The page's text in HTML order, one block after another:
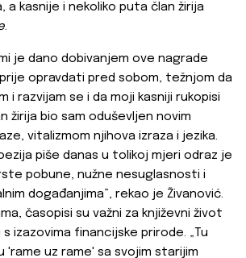
a kasnije i nekoliko puta član žirija
.
je dano dobivanjem ove nagrade
opravdati pred sobom, težnjom da
i razvijam se i da moji kasniji rukopisi
žirija bio sam oduševljen novim
vitalizmom njihova izraza i jezika.
piše danas u tolikoj mjeri odraz je
pobune, nužne nesuglasnosti i
događanjima”, rekao je Živanović.
časopisi su važni za književni život
izazovima financijske prirode. „Tu
'rame uz rame' sa svojim starijim